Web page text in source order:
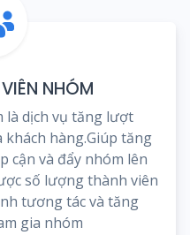
NHÓM
là dịch vụ tăng lượt
khách hàng.Giúp tăng
cận và đẩy nhóm lên
số lượng thành viên
tương tác và tăng
gia nhóm